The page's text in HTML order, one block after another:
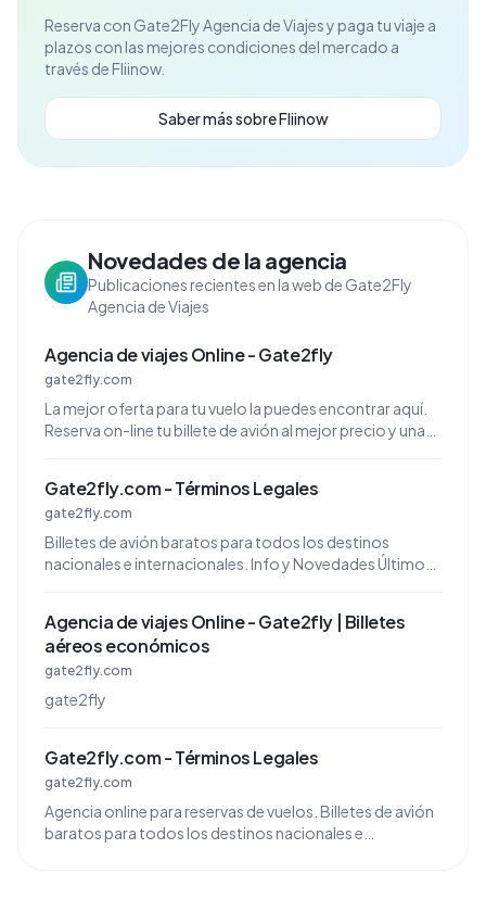
Reserva con Gate2Fly Agencia de Viajesy paga tu viaje a
plazos con las mejores condiciones del mercado a
través de Fliinow.
Saber más sobre Fliinow
Novedades de la agencia
Publicaciones recientes en la web de Gate2Fly
Agencia de Viajes
Agencia de viajes Online - Gate2fly
gate2fly.com
La mejor oferta para tu vuelo la puedes encontrar aquí.
Reserva on-line tu billete de avión al mejor precio y unas
Gate2fly.com - Términos Legales
gate2fly.com
Billetes de avión baratos para todos los destinos
nacionales e internacionales. Info y Novedades Últimos
Agencia de viajes Online - Gate2fly | Billetes
aéreos económicos
gate2fly.com
gate2fly
Gate2fly.com - Términos Legales
gate2fly.com
Agencia online para reservas de vuelos. Billetes de avión
baratos para todos los destinos nacionales e